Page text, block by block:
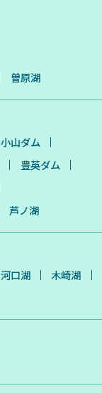
曽原湖
小山ダム
豊英ダム
芦ノ湖
河口湖
木崎湖